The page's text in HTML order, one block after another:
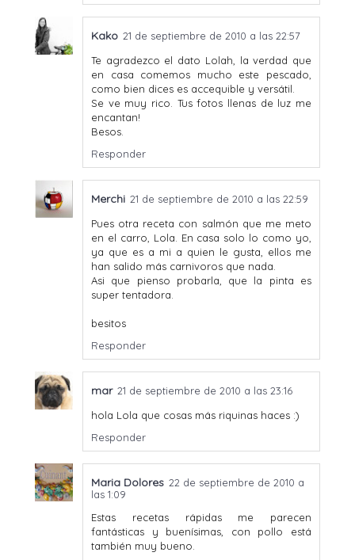
Kako 21 de septiembre de 2010 a las 22:57
Te agradezco el dato Lolah, la verdad que
en casa comemos mucho este pescado,
como bien dices es accequible y versátil.
Se ve muy rico. Tus fotos llenas de luz me
encantan!
Besos.
Responder
Merchi 21 de septiembre de 2010 a las 22:59
Pues otra receta con salmón que me meto
en el carro, Lola. En casa solo lo como yo,
ya que es a mi a quien le gusta, ellos me
han salido más carnivoros que nada.
Asi que pienso probarla, que la pinta es
super tentadora.
besitos
Responder
mar 21 de septiembre de 2010 a las 23:16
hola Lola que cosas más riquinas haces :)
Responder
Maria Dolores 22 de septiembre de 2010 a
las 1:09
Estas recetas rápidas me parecen
fantásticas y buenísimas, con pollo está
también muy bueno.